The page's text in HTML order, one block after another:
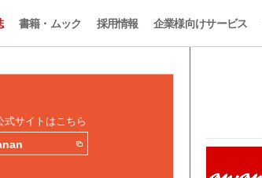
書籍・ムック 採用情報 企業様向けサービス
式サイトはこちら